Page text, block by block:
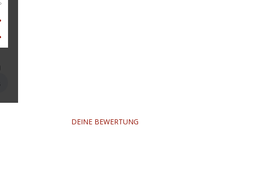
DEINE BEWERTUNG